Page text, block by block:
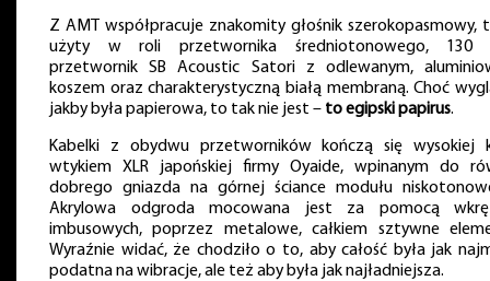
Z AMT współpracuje znakomity głośnik szerokopasmowy,
użyty w roli przetwornika średniotonowego, 130
przetwornik SB Acoustic Satori z odlewanym,
koszem oraz charakterystyczną białą membraną. Choć
jakby była papierowa, to tak nie jest – to egipski papirus.
Kabelki z obydwu przetworników kończą się wysokiej
wtykiem XLR japońskiej firmy Oyaide, wpinanym do
dobrego gniazda na górnej ściance modułu
Akrylowa odgroda mocowana jest za pomocą
imbusowych, poprzez metalowe, całkiem sztywne
Wyraźnie widać, że chodziło o to, aby całość była jak
podatna na wibracje, ale też aby była jak najładniejsza.